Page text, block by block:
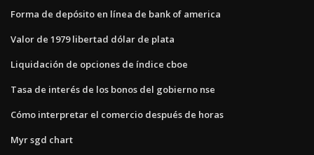
Forma de depósito en línea de bank of america
Valor de 1979 libertad dólar de plata
Liquidación de opciones de índice cboe
Tasa de interés de los bonos del gobierno nse
Cómo interpretar el comercio después de horas
Myr sgd chart